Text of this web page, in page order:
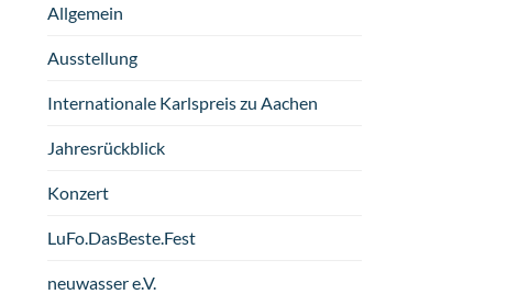
Allgemein
Ausstellung
Internationale Karlspreis zu Aachen
Jahresrückblick
Konzert
LuFo.DasBeste.Fest
neuwasser e.V.